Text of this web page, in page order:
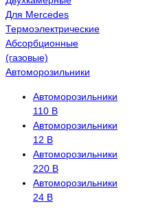
Для Mercedes
Термоэлектрические
Абсорбционные
(газовые)
Автоморозильники
Автоморозильники
110 В
Автоморозильники
12 В
Автоморозильники
220 В
Автоморозильники
24 В